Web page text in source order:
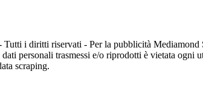
i diritti riservati - Per la pubblicità
personali trasmessi e/o riprodotti è vietata ogni
scraping.